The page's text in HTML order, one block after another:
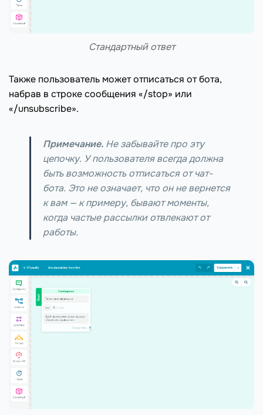
Стандартный ответ
Также пользователь может отписаться от бота,
набрав в строке сообщения «/stop» или
«/unsubscribe».
Примечание. Не забывайте про эту
цепочку. У пользователя всегда должна
быть возможность отписаться от чат-
бота. Это не означает, что он не вернется
к вам — к примеру, бывают моменты,
когда частые рассылки отвлекают от
работы.